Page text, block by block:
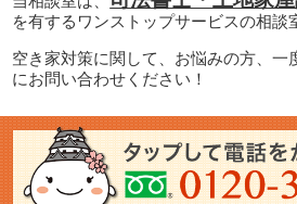
を有するワンストップサービスの相談
空き家対策に関して、お悩みの方、一
にお問い合わせください！